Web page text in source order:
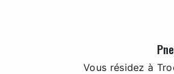
Vous résidez à